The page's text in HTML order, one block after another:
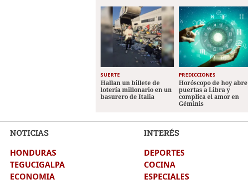
SUERTE
Hallan un billete de
lotería millonario en un
basurero de Italia
PREDICCIONES
Horóscopo de hoy abre
puertas a Libra y
complica el amor en
Géminis
NOTICIAS
HONDURAS
TEGUCIGALPA
ECONOMIA
INTERÉS
DEPORTES
COCINA
ESPECIALES